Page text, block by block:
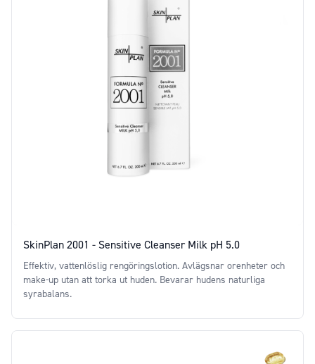
SkinPlan 2001 - Sensitive Cleanser Milk pH 5.0
Effektiv, vattenlöslig rengöringslotion. Avlägsnar orenheter och
make-up utan att torka ut huden. Bevarar hudens naturliga
syrabalans.